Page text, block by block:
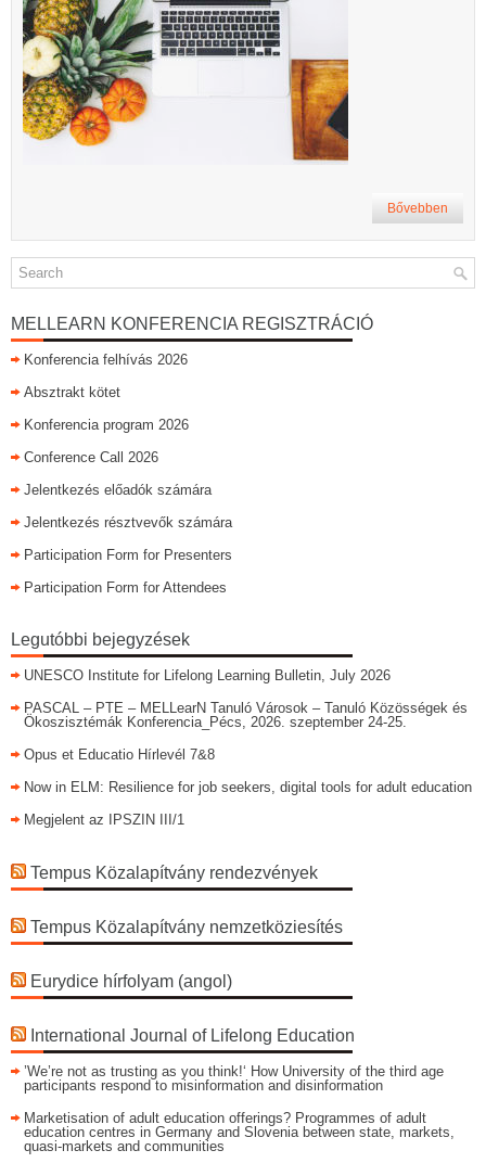
Bővebben
MELLEARN KONFERENCIA REGISZTRÁCIÓ
Konferencia felhívás 2026
Absztrakt kötet
Konferencia program 2026
Conference Call 2026
Jelentkezés előadók számára
Jelentkezés résztvevők számára
Participation Form for Presenters
Participation Form for Attendees
Legutóbbi bejegyzések
UNESCO Institute for Lifelong Learning Bulletin, July 2026
PASCAL – PTE – MELLearN Tanuló Városok – Tanuló Közösségek és
Ökoszisztémák Konferencia_Pécs, 2026. szeptember 24-25.
Opus et Educatio Hírlevél 7&8
Now in ELM: Resilience for job seekers, digital tools for adult education
Megjelent az IPSZIN III/1
Tempus Közalapítvány rendezvények
Tempus Közalapítvány nemzetköziesítés
Eurydice hírfolyam (angol)
International Journal of Lifelong Education
’We’re not as trusting as you think!‘ How University of the third age
participants respond to misinformation and disinformation
Marketisation of adult education offerings? Programmes of adult
education centres in Germany and Slovenia between state, markets,
quasi-markets and communities